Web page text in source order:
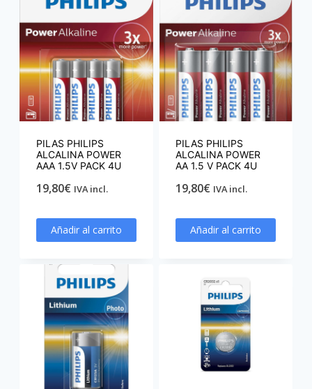
PILAS PHILIPS
ALCALINA POWER
AAA 1.5V PACK 4U
19,80€ IVA incl.
Añadir al carrito
PILAS PHILIPS
ALCALINA POWER
AA 1.5 V PACK 4U
19,80€ IVA incl.
Añadir al carrito